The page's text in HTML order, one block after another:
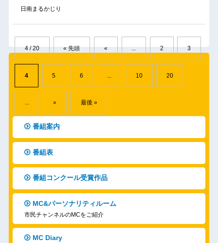
日南まるかじり
4 / 20 « 先頭 « ... 2 3
4 5 6 10 20
... » 最後 »
番組案内
番組表
番組コンクール受賞作品
MC&パーソナリティルーム
市民チャンネルのMCをご紹介
MC Diary